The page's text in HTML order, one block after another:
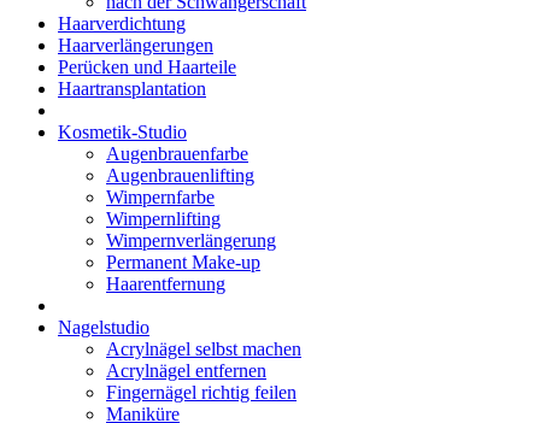
Haarverdichtung
Haarverlängerungen
Perücken und Haarteile
Haartransplantation
Kosmetik-Studio
Augenbrauenfarbe
Augenbrauenlifting
Wimpernfarbe
Wimpernlifting
Wimpernverlängerung
Permanent Make-up
Haarentfernung
Nagelstudio
Acrylnägel selbst machen
Acrylnägel entfernen
Fingernägel richtig feilen
Maniküre